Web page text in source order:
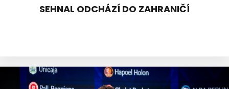
SEHNAL ODCHÁZÍ DO ZAHRANIČÍ